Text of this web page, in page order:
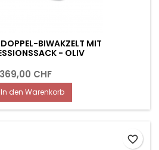
BIWAKZELT MIT
- OLIV
369,00 CHF
In den Warenkorb
favorite_border